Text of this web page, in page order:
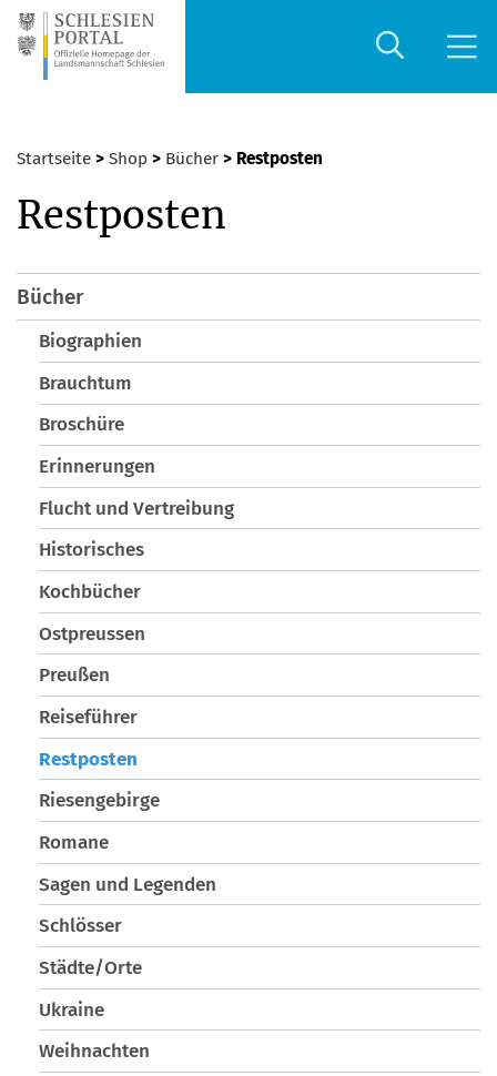
Startseite > Shop > Bücher > Restposten
Restposten
Bücher
Biographien
Brauchtum
Broschüre
Erinnerungen
Flucht und Vertreibung
Historisches
Kochbücher
Ostpreussen
Preußen
Reiseführer
Restposten
Riesengebirge
Romane
Sagen und Legenden
Schlösser
Städte/Orte
Ukraine
Weihnachten